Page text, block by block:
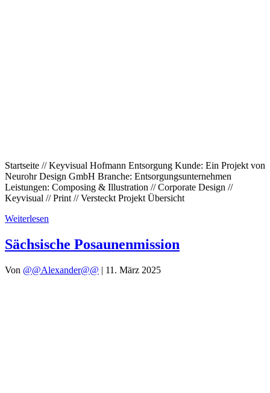
Startseite // Keyvisual Hofmann Entsorgung Kunde: Ein Projekt von
Neurohr Design GmbH Branche: Entsorgungsunternehmen
Leistungen: Composing & Illustration // Corporate Design //
Keyvisual // Print // Versteckt Projekt Übersicht
Weiterlesen
Sächsische Posaunenmission
Von @@Alexander@@ | 11. März 2025